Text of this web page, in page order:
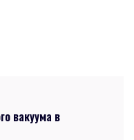
вакуума в